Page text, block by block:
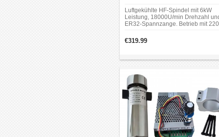
Luftgekühlte HF‑Spindel mit 6kW
Leistung, 18000U/min Drehzahl
ER32‑Spannzange. Betrieb mit
Fräsanwendungen an Holz in
CNC‑Maschinen.
€319.99